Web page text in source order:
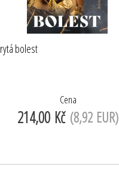
bolest
Cena
214,00 Kč (8,92 EUR)